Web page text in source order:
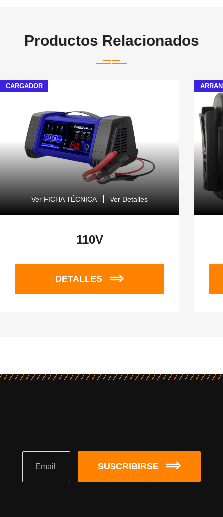
Productos Relacionados
CARGADOR
Ver FICHA TÉCNICA Ver Detalles
110V
DETALLES
SUSCRIBIRSE